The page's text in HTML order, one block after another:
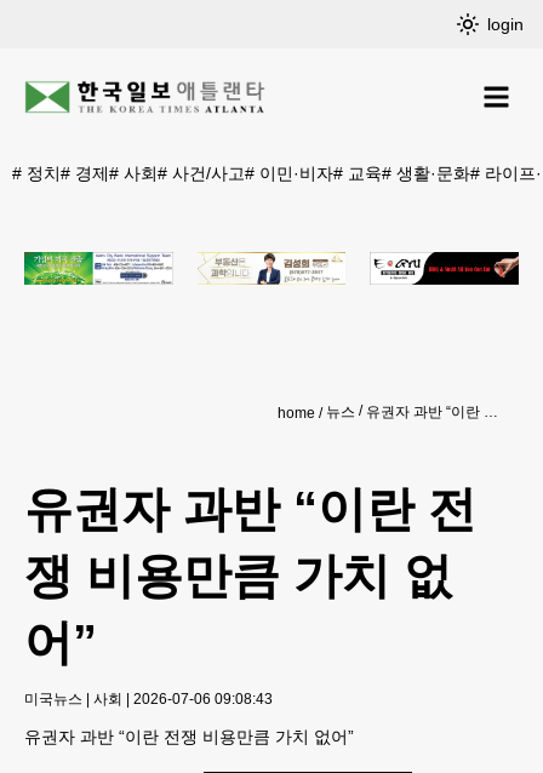
login
# 정치# 경제# 사회# 사건/사고# 이민·비자# 교육# 생활·문화# 라이프
home 뉴스 유권자 과반 “이란 전쟁 비용만큼 가치 없어”
유권자 과반 “이란 전
쟁 비용만큼 가치 없
어”
미국뉴스 | 사회 | 2026-07-06 09:08:43
유권자 과반 “이란 전쟁 비용만큼 가치 없어”